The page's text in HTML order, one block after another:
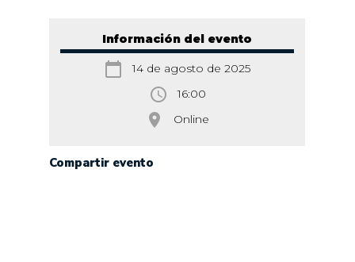
Información del evento
calendar_today 14 de agosto de 2025
access_time 16:00
room Online
Compartir evento